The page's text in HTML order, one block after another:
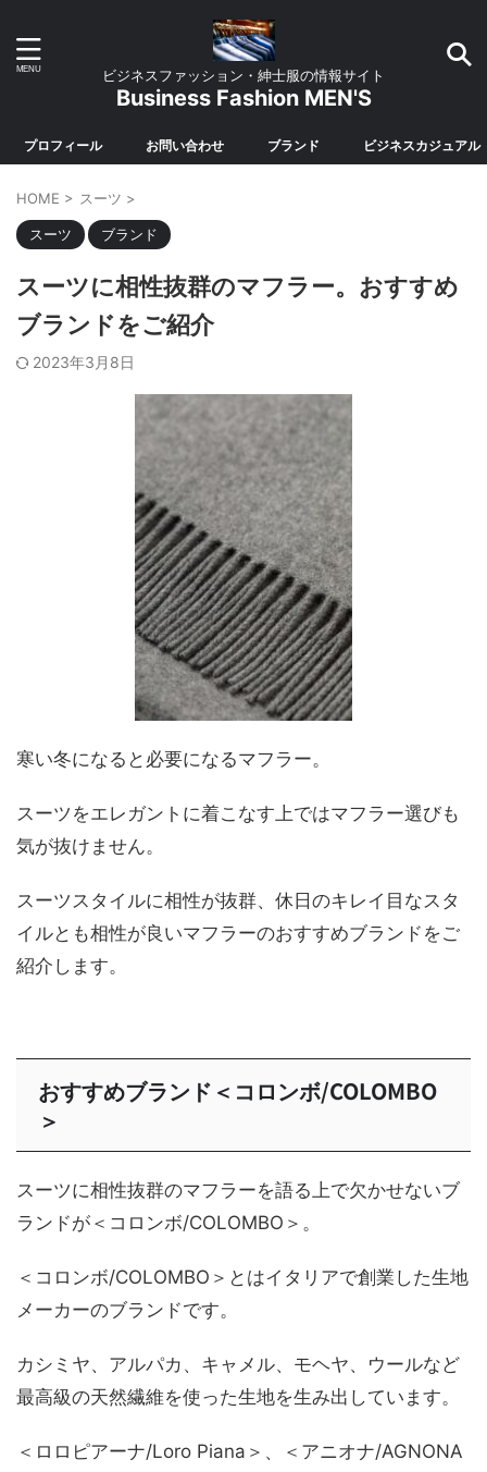
ビジネスファッション・紳士服の情報サイト
Business Fashion MEN'S
プロフィール お問い合わせ ブランド ビジネスカジュアル
HOME > スーツ >
スーツ ブランド
スーツに相性抜群のマフラー。おすすめ
ブランドをご紹介
2023年3月8日
寒い冬になると必要になるマフラー。
スーツをエレガントに着こなす上ではマフラー選びも
気が抜けません。
スーツスタイルに相性が抜群、休日のキレイ目なスタ
イルとも相性が良いマフラーのおすすめブランドをご
紹介します。
おすすめブランド＜コロンボ/COLOMBO
＞
スーツに相性抜群のマフラーを語る上で欠かせないブ
ランドが＜コロンボ/COLOMBO＞。
＜コロンボ/COLOMBO＞とはイタリアで創業した生地
メーカーのブランドです。
カシミヤ、アルパカ、キャメル、モヘヤ、ウールなど
最高級の天然繊維を使った生地を生み出しています。
＜ロロピアーナ/Loro Piana＞、＜アニオナ/AGNONA